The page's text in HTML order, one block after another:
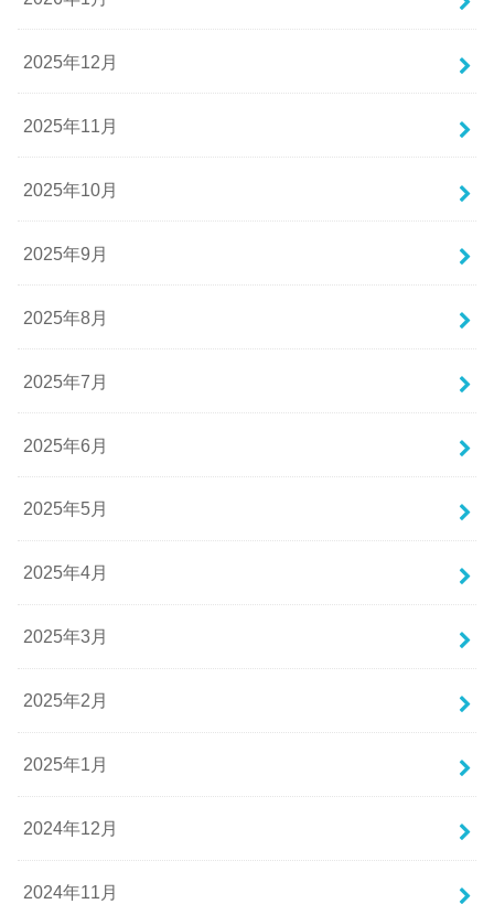
2025年12月
2025年11月
2025年10月
2025年9月
2025年8月
2025年7月
2025年6月
2025年5月
2025年4月
2025年3月
2025年2月
2025年1月
2024年12月
2024年11月